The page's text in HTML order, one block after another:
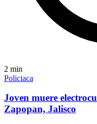
2 min
Policiaca
Joven muere
Zapopan, Jalisco